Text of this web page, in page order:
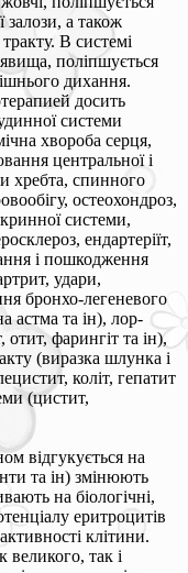
залози, а також
В системі
поліпшується
дихання.
досить
системи
хвороба серця,
центральної і
хребта, спинного
остеохондроз,
системи,
ендартеріїт,
і пошкодження
удари,
бронхо-легеневого
астма та ін), лор-
отит, фарингіт та ін),
(виразка шлунка і
коліт, гепатит
(цистит,
відгукується на
та ін) змінюють
на біологічні,
еритроцитів
клітини.
так і